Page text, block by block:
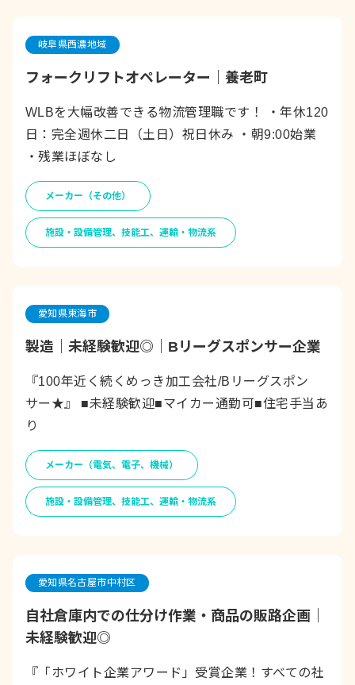
岐阜県西濃地域
フォークリフトオペレーター｜養老町
WLBを大幅改善できる物流管理職です！ ・年休120
日：完全週休二日（土日）祝日休み ・朝9:00始業
・残業ほぼなし
メーカー（その他）
施設・設備管理、技能工、運輸・物流系
愛知県東海市
製造｜未経験歓迎◎｜Bリーグスポンサー企業
『100年近く続くめっき加工会社/Bリーグスポン
サー★』 ■未経験歓迎■マイカー通勤可■住宅手当あ
り
メーカー（電気、電子、機械）
施設・設備管理、技能工、運輸・物流系
愛知県名古屋市中村区
自社倉庫内での仕分け作業・商品の販路企画｜
未経験歓迎◎
『「ホワイト企業アワード」受賞企業！すべての社